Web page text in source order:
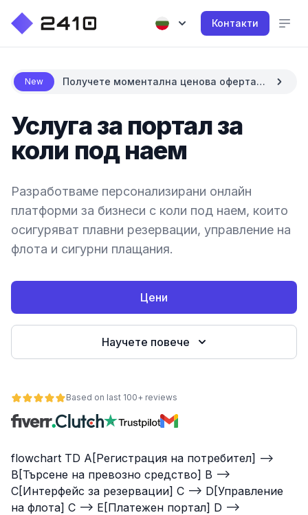
Контакти
New
Получете моментална ценова оферта с
Услуга за портал за
коли под наем
Разработваме персонализирани онлайн
платформи за бизнеси с коли под наем, които
осигуряват плавни резервации, управление на
флота и сигурни плащания.
Цени
Научете повече
Based on last 100+ reviews
flowchart TD A[Регистрация на потребител] -->
B[Търсене на превозно средство] B -->
C[Интерфейс за резервации] C --> D[Управление
на флота] C --> E[Платежен портал] D -->